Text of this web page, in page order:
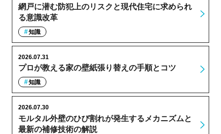
網戸に潜む防犯上のリスクと現代住宅に求められ
る意識改革
知識
プロが教える家の壁紙張り替えの手順とコツ
2026.07.31
知識
モルタル外壁のひび割れが発生するメカニズムと
最新の補修技術の解説
2026.07.30